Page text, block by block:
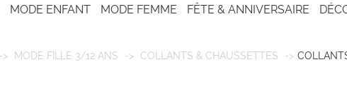
MODE ENFANT MODE FEMME FÊTE & ANNIVERSAIRE
MODE FILLE 3/12 ANS COLLANTS & CHAUSSETTES